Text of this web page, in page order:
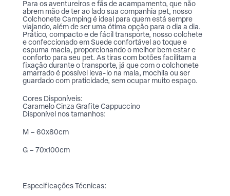
Para os aventureiros e fãs de acampamento, que não
abrem mão de ter ao lado sua companhia pet, nosso
Colchonete Camping é ideal para quem está sempre
viajando, além de ser uma ótima opção para o dia a dia.
Prático, compacto e de fácil transporte, nosso colchete
e confeccionado em Suede confortável ao toque e
espuma macia, proporcionando o melhor bem estar e
conforto para seu pet. As tiras com botões facilitam a
fixação durante o transporte, já que com o colchonete
amarrado é possível leva-lo na mala, mochila ou ser
guardado com praticidade, sem ocupar muito espaço.
Cores Disponíveis:
Caramelo Cinza Grafite Cappuccino
Disponível nos tamanhos:
M – 60x80cm
G – 70x100cm
Especificações Técnicas: